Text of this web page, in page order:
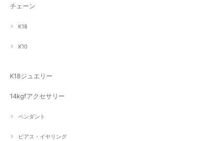
チェーン
K18
K10
K18ジュエリー
14kgfアクセサリー
ペンダント
ピアス・イヤリング